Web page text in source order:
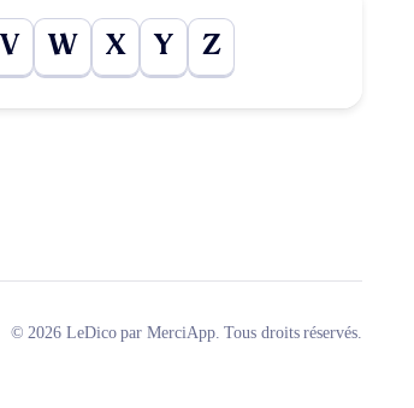
V W X Y Z
© 2026 LeDico par MerciApp. Tous droits réservés.